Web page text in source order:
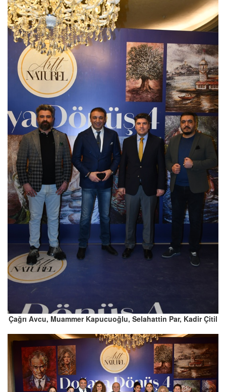
Çağrı Avcu, Muammer Kapucuoğlu, Selahattin Par, Kadir Çitil